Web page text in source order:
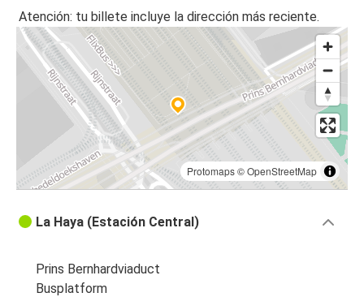
Atención: tu billete incluye la dirección más reciente.
Protomaps©OpenStreetMap
La Haya (Estación Central)
Prins Bernhardviaduct
Busplatform